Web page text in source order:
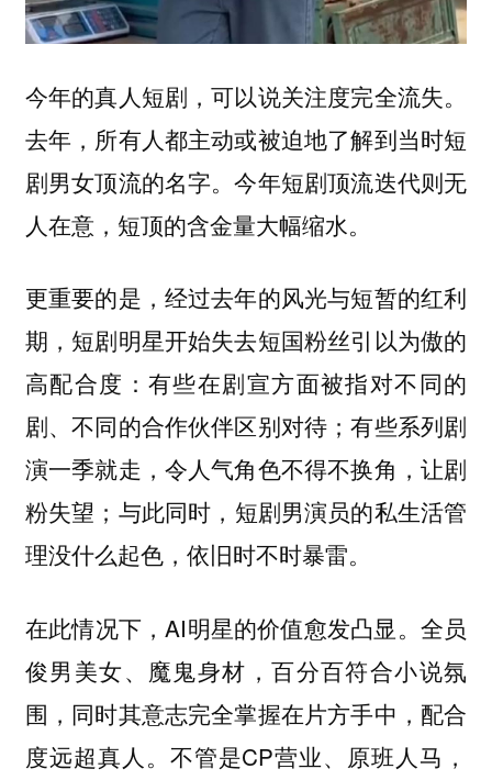
今年的真人短剧，可以说关注度完全流失。
去年，所有人都主动或被迫地了解到当时短
剧男女顶流的名字。今年短剧顶流迭代则无
人在意，短顶的含金量大幅缩水。
更重要的是，经过去年的风光与短暂的红利
期，短剧明星开始失去短国粉丝引以为傲的
高配合度：有些在剧宣方面被指对不同的
剧、不同的合作伙伴区别对待；有些系列剧
演一季就走，令人气角色不得不换角，让剧
粉失望；与此同时，短剧男演员的私生活管
理没什么起色，依旧时不时暴雷。
在此情况下，AI明星的价值愈发凸显。 全员
俊男美女、魔鬼身材，百分百符合小说氛
围，同时其意志完全掌握在片方手中，配合
度远超真人。 不管是CP营业、原班人马，